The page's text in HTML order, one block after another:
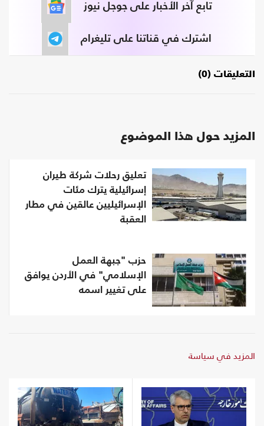
تابع آخر الأخبار على جوجل نيوز
اشترك في قناتنا على تليغرام
التعليقات (0)
المزيد حول هذا الموضوع
تعليق رحلات شركة طيران
إسرائيلية يترك مئات
الإسرائيليين عالقين في مطار
العقبة
حزب "جبهة العمل
الإسلامي" في الأردن يوافق
على تغيير اسمه
المزيد في سياسة